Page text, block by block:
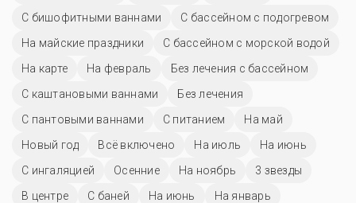
С бишофитными ваннами
С бассейном с подогревом
На майские праздники
С бассейном с морской водой
На карте
На февраль
Без лечения с бассейном
С каштановыми ваннами
Без лечения
С пантовыми ваннами
С питанием
На май
Новый год
Всё включено На июль
На июнь
С ингаляцией
Осенние На ноябрь
3 звезды
В центре
С баней На июнь
На январь